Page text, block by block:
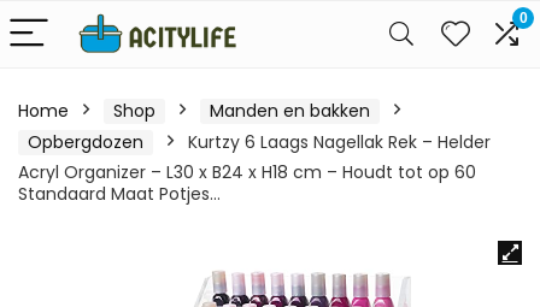
0
Home Shop
Manden en bakken
Opbergdozen
Kurtzy 6 Laags Nagellak Rek – Helder
Acryl Organizer – L30 x B24 x H18 cm – Houdt tot op 60
Standaard Maat Potjes…